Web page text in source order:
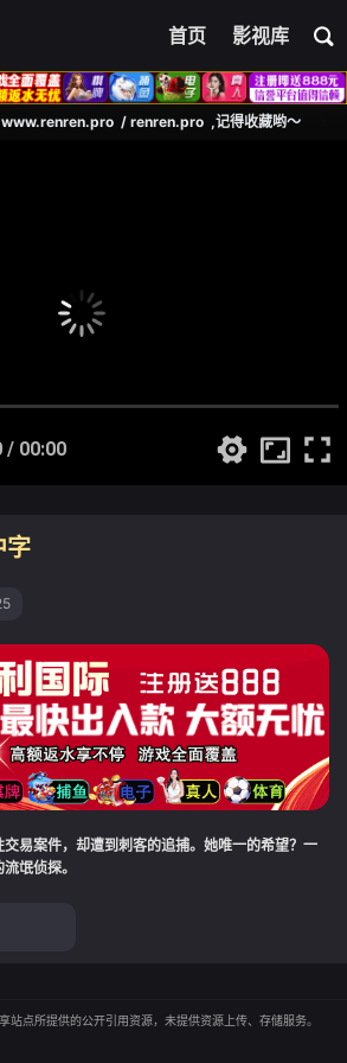
首页 影视库
www.renren.pro / renren.pro ,记得收藏哟～
/ 00:00
字
易案件，却遭到刺客的追捕。她唯一的希望？一
氓侦探。
站点所提供的公开引用资源，未提供资源上传、存储服务。